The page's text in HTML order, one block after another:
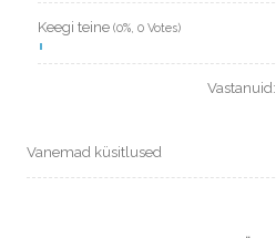
Keegi teine (0%, 0 Votes)
Vastanuid:
Vanemad küsitlused